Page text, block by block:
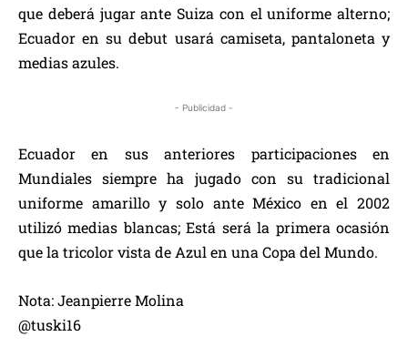
que deberá jugar ante Suiza con el uniforme alterno;
Ecuador en su debut usará camiseta, pantaloneta y
medias azules.
- Publicidad -
Ecuador en sus anteriores participaciones en
Mundiales siempre ha jugado con su tradicional
uniforme amarillo y solo ante México en el 2002
utilizó medias blancas; Está será la primera ocasión
que la tricolor vista de Azul en una Copa del Mundo.
Nota: Jeanpierre Molina
@tuski16